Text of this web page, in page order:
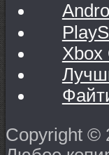
Xbox
Copyright ©